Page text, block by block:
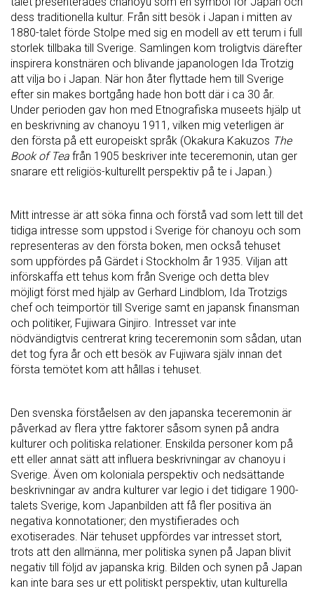
dess traditionella kultur. Från sitt besök i Japan i mitten av
1880-talet förde Stolpe med sig en modell av ett terum i full
storlek tillbaka till Sverige. Samlingen kom troligtvis därefter
inspirera konstnären och blivande japanologen Ida Trotzig
att vilja bo i Japan. När hon åter flyttade hem till Sverige
efter sin makes bortgång hade hon bott där i ca 30 år.
Under perioden gav hon med Etnografiska museets hjälp ut
en beskrivning av chanoyu 1911, vilken mig veterligen är
den första på ett europeiskt språk (Okakura Kakuzos The
Book of Tea från 1905 beskriver inte teceremonin, utan ger
snarare ett religiös-kulturellt perspektiv på te i Japan.)
Mitt intresse är att söka finna och förstå vad som lett till det
tidiga intresse som uppstod i Sverige för chanoyu och som
representeras av den första boken, men också tehuset
som uppfördes på Gärdet i Stockholm år 1935. Viljan att
införskaffa ett tehus kom från Sverige och detta blev
möjligt först med hjälp av Gerhard Lindblom, Ida Trotzigs
chef och teimportör till Sverige samt en japansk finansman
och politiker, Fujiwara Ginjiro. Intresset var inte
nödvändigtvis centrerat kring teceremonin som sådan, utan
det tog fyra år och ett besök av Fujiwara själv innan det
första temötet kom att hållas i tehuset.
Den svenska förståelsen av den japanska teceremonin är
påverkad av flera yttre faktorer såsom synen på andra
kulturer och politiska relationer. Enskilda personer kom på
ett eller annat sätt att influera beskrivningar av chanoyu i
Sverige. Även om koloniala perspektiv och nedsättande
beskrivningar av andra kulturer var legio i det tidigare 1900-
talets Sverige, kom Japanbilden att få fler positiva än
negativa konnotationer; den mystifierades och
exotiserades. När tehuset uppfördes var intresset stort,
trots att den allmänna, mer politiska synen på Japan blivit
negativ till följd av japanska krig. Bilden och synen på Japan
kan inte bara ses ur ett politiskt perspektiv, utan kulturella